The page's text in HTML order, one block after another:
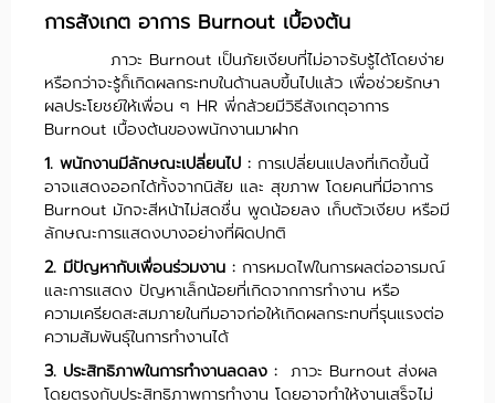
การสังเกต อาการ Burnout เบื้องต้น
ภาวะ Burnout เป็นภัยเงียบที่ไม่อาจรับรู้ได้โดยง่าย
หรือกว่าจะรู้ก็เกิดผลกระทบในด้านลบขึ้นไปแล้ว เพื่อช่วยรักษา
ผลประโยชย์ให้เพื่อน ๆ HR พี่กล้วยมีวิธีสังเกตุอาการ
Burnout เบื้องต้นของพนักงานมาฝาก
1. พนักงานมีลักษณะเปลี่ยนไป : การเปลี่ยนแปลงที่เกิดขึ้นนี้
อาจแสดงออกได้ทั้งจากนิสัย และ สุขภาพ โดยคนที่มีอาการ
Burnout มักจะสีหน้าไม่สดชื่น พูดน้อยลง เก็บตัวเงียบ หรือมี
ลักษณะการแสดงบางอย่างที่ผิดปกติ
2. มีปัญหากับเพื่อนร่วมงาน : การหมดไฟในการผลต่ออารมณ์
และการแสดง ปัญหาเล็กน้อยที่เกิดจากการทำงาน หรือ
ความเครียดสะสมภายในทีมอาจก่อให้เกิดผลกระทบที่รุนแรงต่อ
ความสัมพันธุ์ในการทำงานได้
3. ประสิทธิภาพในการทำงานลดลง : ภาวะ Burnout ส่งผล
โดยตรงกับประสิทธิภาพการทำงาน โดยอาจทำให้งานเสร็จไม่